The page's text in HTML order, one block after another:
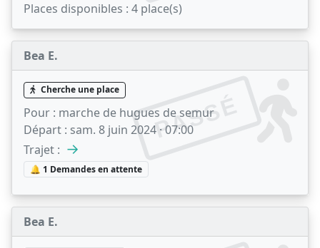
Places disponibles : 4 place(s)
Bea E.
PASSÉ
Cherche une place
Pour : marche de hugues de semur
Départ : sam. 8 juin 2024 · 07:00
Trajet : →
🔔 1 Demandes en attente
Bea E.